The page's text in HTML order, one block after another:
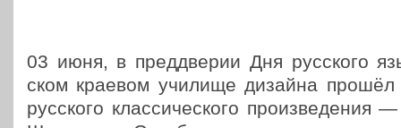
03 июня, в пред­две­рии Дня рус­ско­го
ском краевом училище дизайна прошёл
рус­ско­го клас­си­че­ско­го про­из­ве­де­ния